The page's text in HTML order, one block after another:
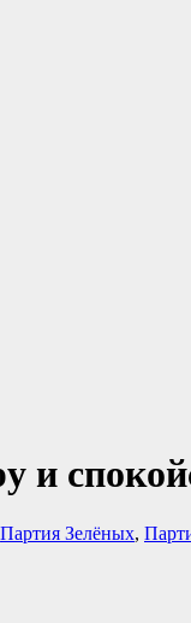
и
Партия Зелёных,